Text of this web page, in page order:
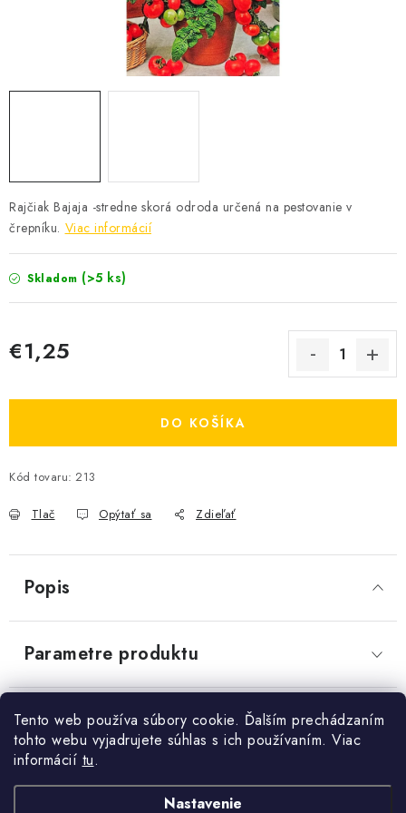
Tento web používa súbory cookie. Ďalším prechádzaním
tohto webu vyjadrujete súhlas s ich používaním. Viac
informácií tu.
Nastavenie
ARANŽMÁNY
DEKORÁCIE
TRÁVA ZÁHRADNÁ
OBCHODNÉ PODMIENKY
KONTAKTY
Obchodné podmienky Podmienky ochrany osobných údajov
Rajčiak Bajaja -stredne skorá odroda určená na pestovanie v
črepníku. Viac informácií
Skladom (>5 ks)
€1,25
DO KOŠÍKA
Kód tovaru: 213
Tlač Opýtať sa Zdieľať
Popis
Parametre produktu
Diskusia
Send